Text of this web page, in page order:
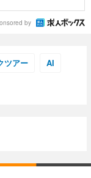
by
ツアー AI